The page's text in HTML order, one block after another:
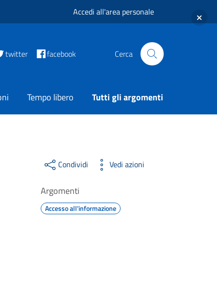
Accedi all'area personale
twitter facebook Cerca
Tempo libero Tutti gli argomenti
Condividi Vedi azioni
Argomenti
Accesso all'informazione